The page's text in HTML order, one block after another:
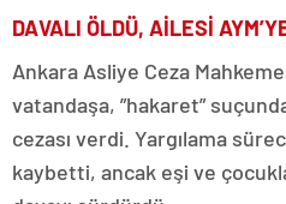
DAVALI ÖLDÜ, AİLESİ
Ankara Asliye Ceza
vatandaşa, ”hakaret”
cezası verdi. Yargılama
kaybetti, ancak eşi ve